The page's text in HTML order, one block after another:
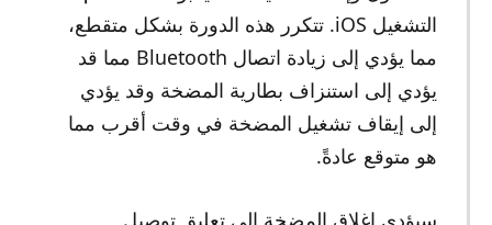
التشغيل iOS. تتكرر هذه الدورة بشكل متقطع،
مما يؤدي إلى زيادة اتصال Bluetooth مما قد
يؤدي إلى استنزاف بطارية المضخة وقد يؤدي
إلى إيقاف تشغيل المضخة في وقت أقرب مما
هو متوقع عادةً.
سيؤدي إغلاق المضخة إلى تعليق توصيل